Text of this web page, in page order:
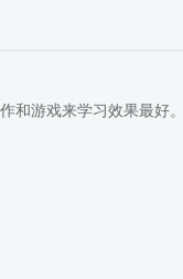
游戏来学习效果最